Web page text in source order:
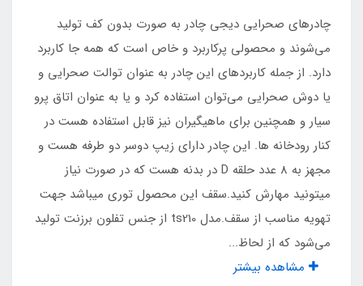
دارد
شماره 10 با سرزیپ دو سر
ارتفاع
210 سانت (با تلرانس دوخت 10 سانت)
بند آویز در سقف
چادرهای صحرایی دیجی چادر به صورت بدون کف تولید
می‌شوند و محصولی پرکاربرد و خاص است که همه جا کاربرد
دارد. از جمله کاربردهای این چادر به عنوان توالت صحرایی و
یا دوش صحرایی می‌توان استفاده کرد و یا به عنوان اتاق پرو
سیار و همچنین برای ماهیگیران نیز قابل استفاده هست در
کنار رودخانه ها. این چادر دارای زیپ دوسر دو طرفه هست و
مجهز به 8 عدد حلقه D در بدنه هست که در صورت نیاز
میتونید مهارش کنید.سقف این محصول توری میباشد جهت
تهویه مناسب از سقف.مدل ts210 از جنس تفلون برزنت تولید
می‌شود که از لحاظ...
مشاهده بیشتر